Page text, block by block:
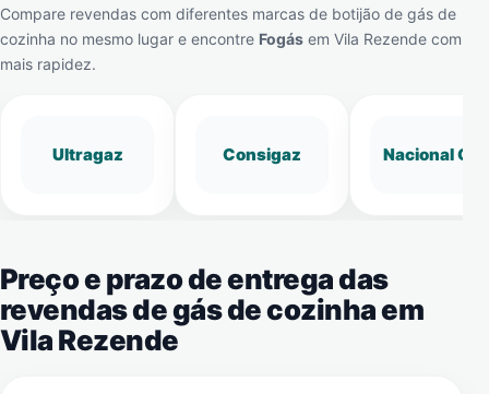
Compare revendas com diferentes marcas de botijão de gás de
cozinha no mesmo lugar e encontre Fogás em Vila Rezende com
mais rapidez.
Ultragaz Consigaz Nacional Gás
Preço e prazo de entrega das
revendas de gás de cozinha em
Vila Rezende